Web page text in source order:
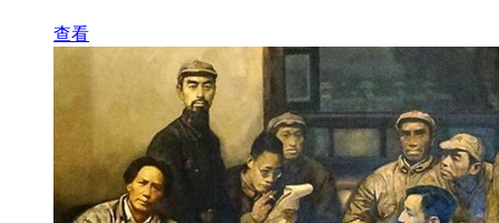
查看